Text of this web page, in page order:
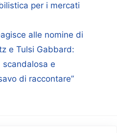
per i mercati
alle nomine di
e Tulsi Gabbard:
scandalosa e
di raccontare”